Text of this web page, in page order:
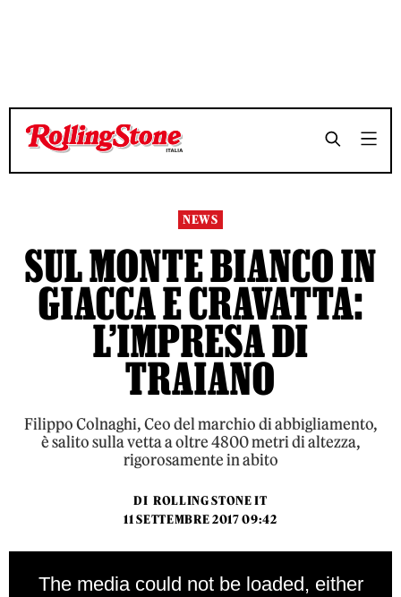
NEWS
SUL MONTE BIANCO IN
GIACCA E CRAVATTA:
L’IMPRESA DI
TRAIANO
Filippo Colnaghi, Ceo del marchio di abbigliamento,
è salito sulla vetta a oltre 4800 metri di altezza,
rigorosamente in abito
DI ROLLING STONE IT
11 SETTEMBRE 2017 09:42
The media could not be loaded, either